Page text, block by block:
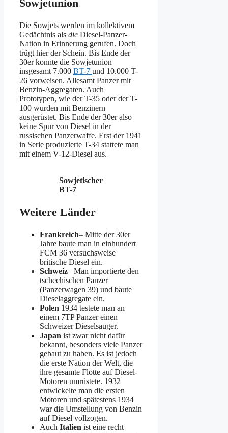
Sowjetunion
Die Sowjets werden im kollektivem
Gedächtnis als die Diesel-Panzer-
Nation in Erinnerung gerufen. Doch
trügt hier der Schein. Bis Ende der
30er konnte die Sowjetunion
insgesamt 7.000 BT-7 und 10.000 T-
26 vorweisen. Allesamt Panzer mit
Benzin-Aggregaten. Auch
Prototypen, wie der T-35 oder der T-
100 wurden mit Benzinern
ausgerüstet. Bis Ende der 30er also
keine Spur von Diesel in der
russischen Panzerwaffe. Erst der 1941
in Serie produzierte T-34 stattete man
mit einem V-12-Diesel aus.
Sowjetischer
BT-7
Weitere Länder
Frankreich– Mitte der 30er
Jahre baute man in einhundert
FCM 36 versuchsweise
britische Diesel ein.
Schweiz– Man importierte den
tschechischen Panzer
(Panzerwagen 39) und baute
Dieselaggregate ein.
Polen 1934 testete man an
einem 7TP Panzer einen
Schweizer Dieselsauger.
Japan ist zwar nicht dafür
bekannt, besonders viele Panzer
gebaut zu haben. Es ist jedoch
die erste Nation der Welt, die
ihre gesamte Flotte auf Diesel-
Motoren umrüstete. 1932
entwickelte man die ersten
Motoren und spätestens 1934
war die Umstellung von Benzin
auf Diesel vollzogen.
Auch Italien ist eine recht